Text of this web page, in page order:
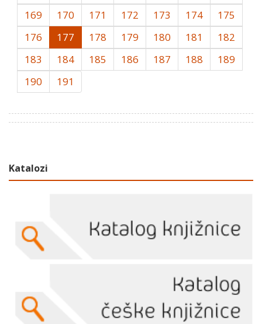
169
170 171 172 173 174
175
176
177 178 179 180 181
182
183
184 185 186 187 188
189
190
191
Katalozi